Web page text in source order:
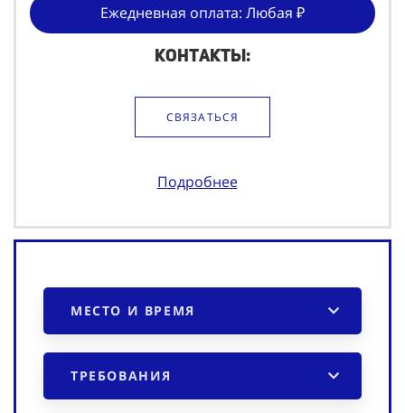
Ежедневная оплата: Любая ₽
Контакты:
СВЯЗАТЬСЯ
Подробнее
МЕСТО И ВРЕМЯ
ТРЕБОВАНИЯ